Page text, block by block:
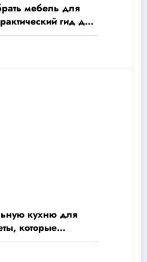
мебель для
гид для
кухню для
которые